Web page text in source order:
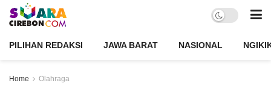
PILIHAN REDAKSI JAWA BARAT NASIONAL
Home Olahraga